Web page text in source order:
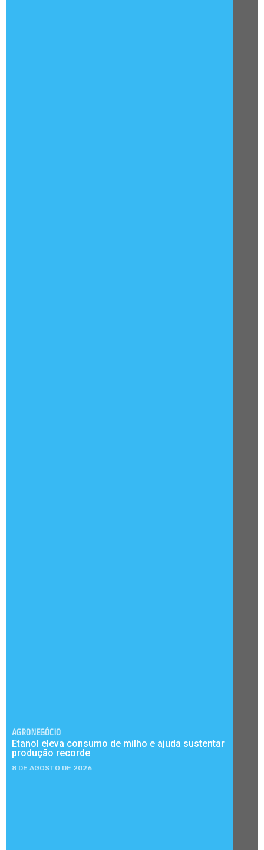
AGRONEGÓCIO
Etanol eleva consumo de milho e ajuda sustentar
produção recorde
8 DE AGOSTO DE 2026